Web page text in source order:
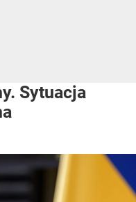
Sytuacja